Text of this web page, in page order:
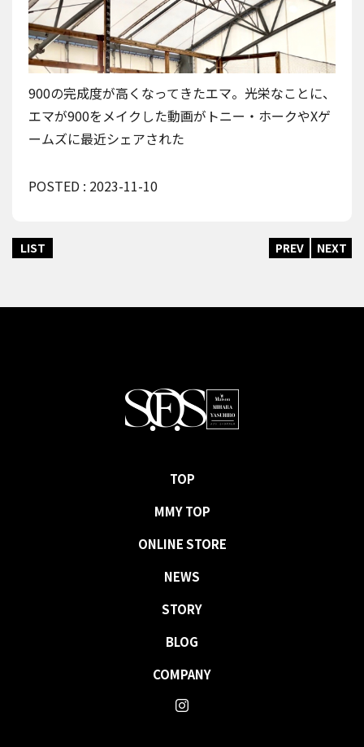
900の完成度が高くなってきたエマ。光栄なことに、
エマが900をメイクした動画がトニー・ホークやXゲ
ームズに最近シェアされた
POSTED : 2023-11-10
LIST PREV NEXT
TOP
MMY TOP
ONLINE STORE
NEWS
STORY
BLOG
COMPANY